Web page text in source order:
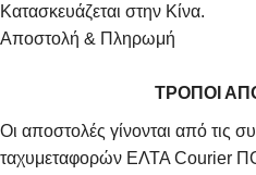
Κατασκευάζεται στην Κίνα.
Αποστολή & Πληρωμή
ΤΡΟΠΟΙ
Οι αποστολές γίνονται από τις
ταχυμεταφορών ΕΛΤΑ Courier